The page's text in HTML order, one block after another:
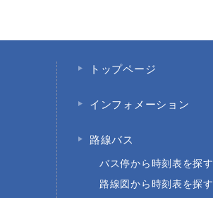
トップページ
インフォメーション
路線バス
バス停から時刻表を探す
路線図から時刻表を探す